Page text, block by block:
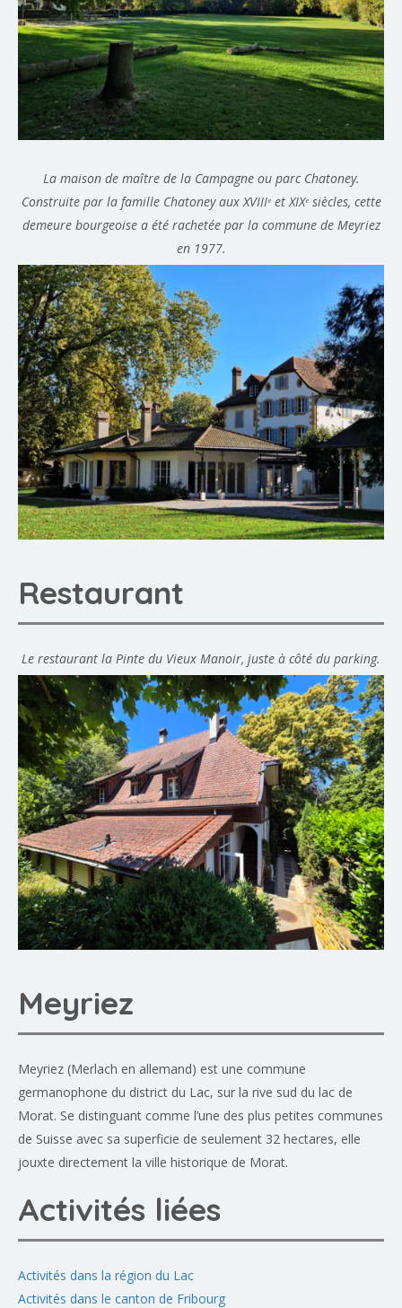
La maison de maître de la Campagne ou parc Chatoney.
Construite par la famille Chatoney aux XVIIIᵉ et XIXᵉ siècles, cette
demeure bourgeoise a été rachetée par la commune de Meyriez
en 1977.
Restaurant
Le restaurant la Pinte du Vieux Manoir, juste à côté du parking.
Meyriez
Meyriez (Merlach en allemand) est une commune
germanophone du district du Lac, sur la rive sud du lac de
Morat. Se distinguant comme l’une des plus petites communes
de Suisse avec sa superficie de seulement 32 hectares, elle
jouxte directement la ville historique de Morat.
Activités liées
Activités dans la région du Lac
Activités dans le canton de Fribourg